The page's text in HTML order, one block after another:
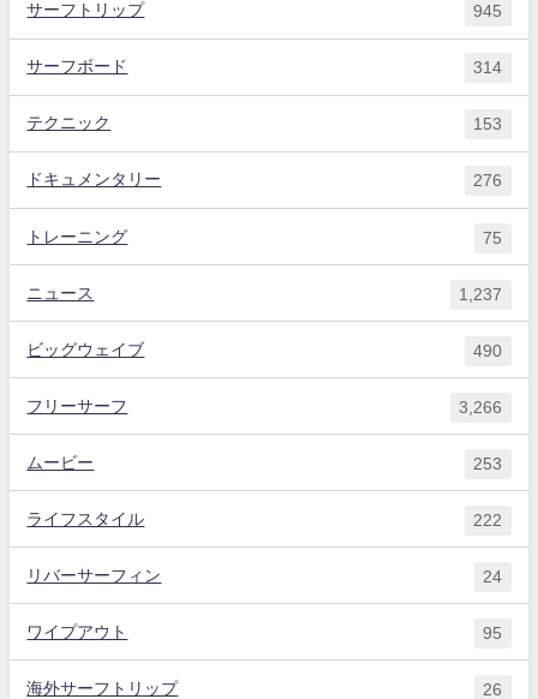
サーフトリップ 945
サーフボード 314
テクニック 153
ドキュメンタリー 276
トレーニング 75
ニュース 1,237
ビッグウェイブ 490
フリーサーフ 3,266
ムービー 253
ライフスタイル 222
リバーサーフィン 24
ワイプアウト 95
海外サーフトリップ 26